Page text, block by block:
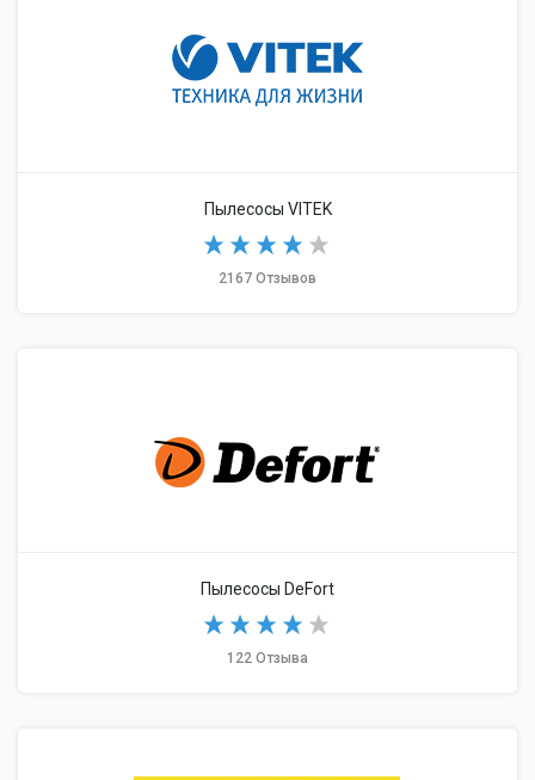
Пылесосы VITEK
2167 Отзывов
Пылесосы DeFort
122 Отзыва